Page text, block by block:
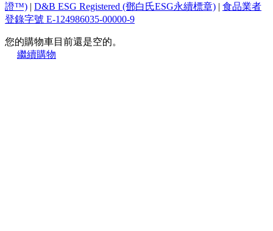
證™) | D&B ESG Registered (鄧白氏ESG永續標章) | 食品業者
登錄字號 E-124986035-00000-9
您的購物車目前還是空的。
繼續購物